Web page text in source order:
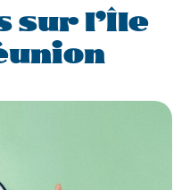
sur l’Île